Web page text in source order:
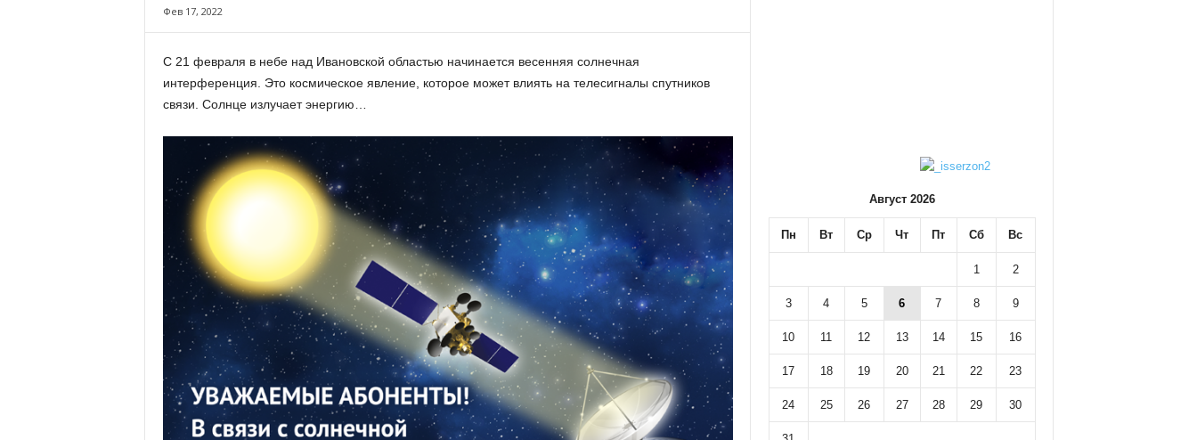
Фев 17, 2022
С 21 февраля в небе над Ивановской областью начинается весенняя солнечная
интерференция. Это космическое явление, которое может влиять на телесигналы спутников
связи. Солнце излучает энергию…
Август 2026
Пн Вт Ср Чт Пт Сб Вс
1 2
3 4 5 6 7 8 9
10 11 12 13 14 15 16
17 18 19 20 21 22 23
24 25 26 27 28 29 30